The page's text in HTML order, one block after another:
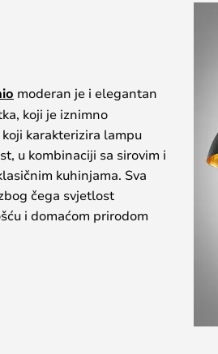
moderan je i elegantan
koji je iznimno
karakterizira lampu
u kombinaciji sa sirovim i
kuhinjama. Sva
čega svjetlost
i domaćom prirodom